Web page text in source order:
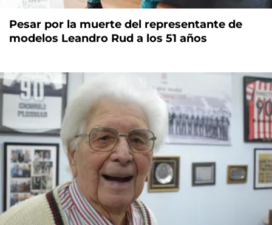
Pesar por la muerte del representante de
modelos Leandro Rud a los 51 años